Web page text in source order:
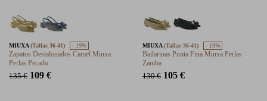
MIUXA(Tallas 36-41) - 19%
Zapatos Destalonados Camel Miuxa
Perlas Pecado
135 € 109 €
MIUXA(Tallas 36-41) - 19%
Bailarinas Punta Fina Miuxa Perlas
Zamba
130 € 105 €